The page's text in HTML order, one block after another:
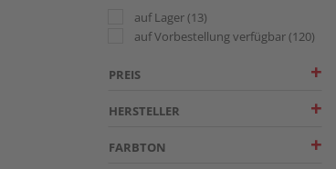
auf Lager(13)
auf Vorbestellung verfügbar(120)
PREIS
HERSTELLER
FARBTON